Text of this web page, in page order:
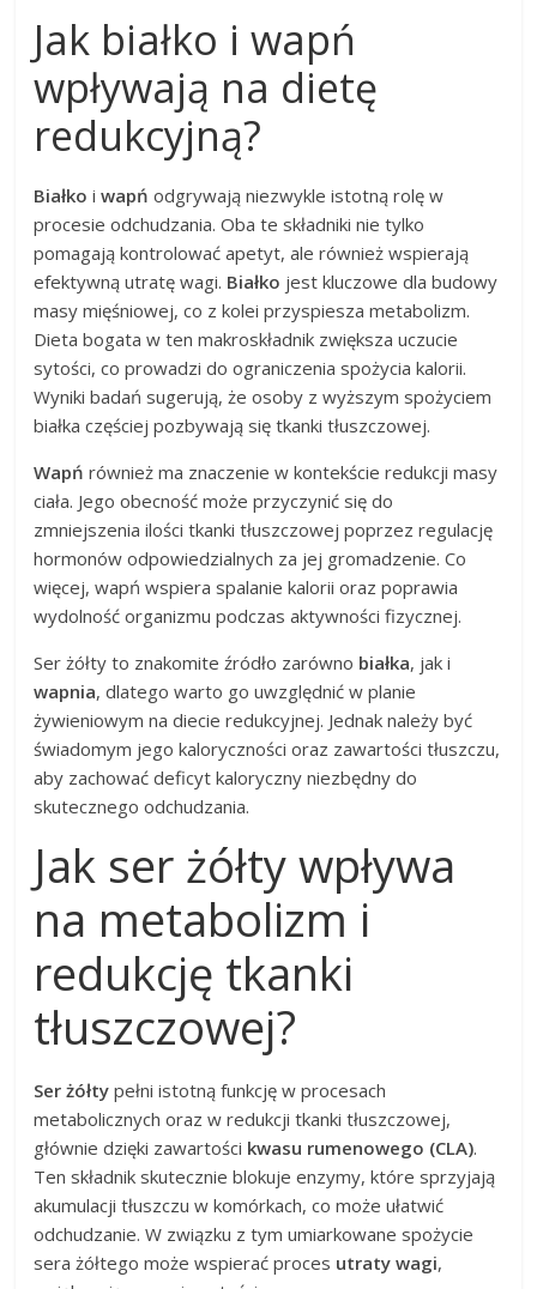
Jak białko i wapń
wpływają na dietę
redukcyjną?
Białko iwapń odgrywają niezwykle istotną rolę w
procesie odchudzania. Oba te składniki nie tylko
pomagają kontrolować apetyt, ale również wspierają
efektywną utratę wagi. Białko jest kluczowe dla budowy
masy mięśniowej, co z kolei przyspiesza metabolizm.
Dieta bogata w ten makroskładnik zwiększa uczucie
sytości, co prowadzi do ograniczenia spożycia kalorii.
Wyniki badań sugerują, że osoby z wyższym spożyciem
białka częściej pozbywają się tkanki tłuszczowej.
Wapń również ma znaczenie w kontekście redukcji masy
ciała. Jego obecność może przyczynić się do
zmniejszenia ilości tkanki tłuszczowej poprzez regulację
hormonów odpowiedzialnych za jej gromadzenie. Co
więcej, wapń wspiera spalanie kalorii oraz poprawia
wydolność organizmu podczas aktywności fizycznej.
Ser żółty to znakomite źródło zarówno białka, jak i
wapnia, dlatego warto go uwzględnić w planie
żywieniowym na diecie redukcyjnej. Jednak należy być
świadomym jego kaloryczności oraz zawartości tłuszczu,
aby zachować deficyt kaloryczny niezbędny do
skutecznego odchudzania.
Jak ser żółty wpływa
na metabolizm i
redukcję tkanki
tłuszczowej?
Ser żółty pełni istotną funkcję w procesach
metabolicznych oraz w redukcji tkanki tłuszczowej,
głównie dzięki zawartości kwasu rumenowego (CLA).
Ten składnik skutecznie blokuje enzymy, które sprzyjają
akumulacji tłuszczu w komórkach, co może ułatwić
odchudzanie. W związku z tym umiarkowane spożycie
sera żółtego może wspierać proces utraty wagi,